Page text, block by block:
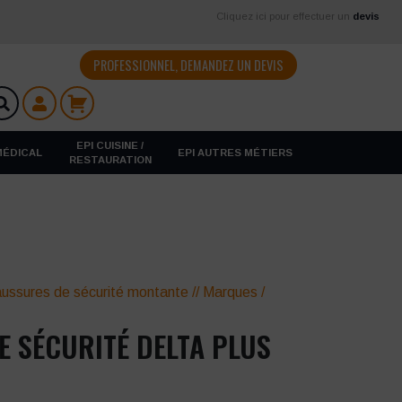
Cliquez ici pour effectuer un devis
PROFESSIONNEL, DEMANDEZ UN DEVIS
EPI CUISINE /
RESTAURATION
EPI AUTRES MÉTIERS
de sécurité montante // Marques /
SÉCURITÉ DELTA PLUS